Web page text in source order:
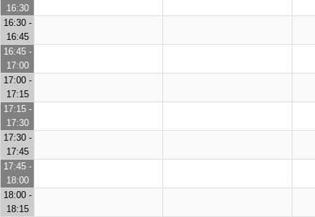
16:30
16:30 -
16:45
16:45 -
17:00
17:00 -
17:15
17:15 -
17:30
17:30 -
17:45
17:45 -
18:00
18:00 -
18:15